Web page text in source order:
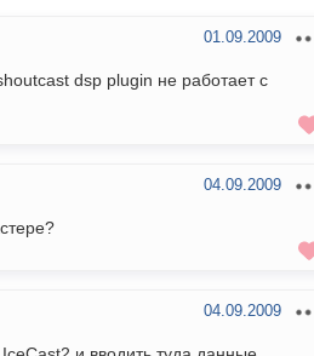
01.09.2009
dsp plugin не работает с
04.09.2009
04.09.2009